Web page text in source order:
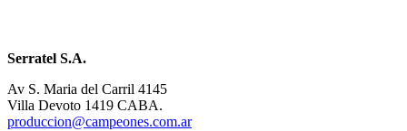
Serratel S.A.
Av S. Maria del Carril 4145
Villa Devoto 1419 CABA.
produccion@campeones.com.ar